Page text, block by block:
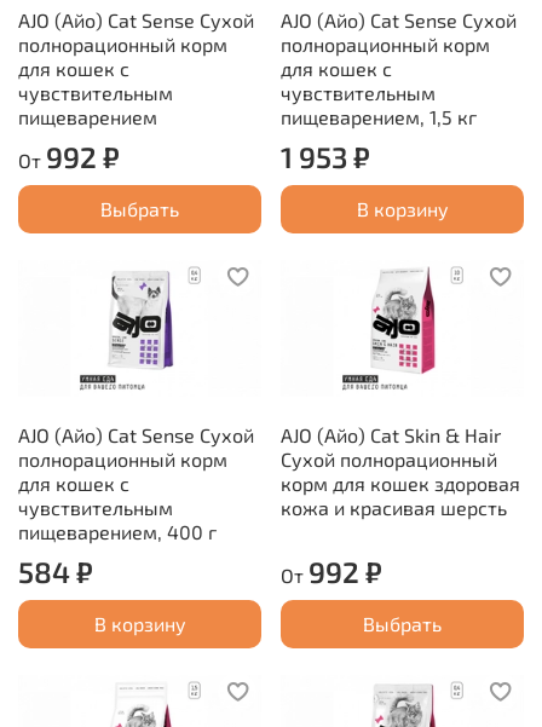
AJO (Айо) Cat Sense Сухой
полнорационный корм
для кошек с
чувствительным
пищеварением
От 992 ₽
Выбрать
AJO (Айо) Cat Sense Сухой
полнорационный корм
для кошек с
чувствительным
пищеварением, 1,5 кг
1 953 ₽
В корзину
AJO (Айо) Cat Sense Сухой
полнорационный корм
для кошек с
чувствительным
пищеварением, 400 г
584 ₽
В корзину
AJO (Айо) Cat Skin & Hair
Сухой полнорационный
корм для кошек здоровая
кожа и красивая шерсть
От 992 ₽
Выбрать